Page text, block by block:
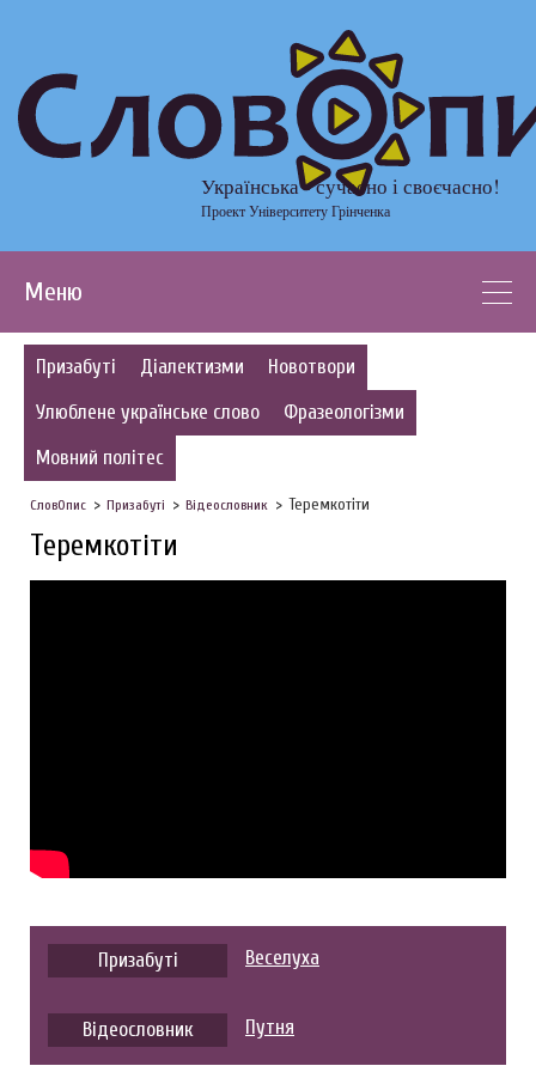
Українська - сучасно і своєчасно!
Проект Університету Грінченка
Меню
Призабуті Діалектизми
Новотвори
Улюблене українське слово
Фразеологізми
Мовний політес
СловОпис Призабуті Відеословник Теремкотіти
Теремкотіти
Призабуті Веселуха
Відеословник Путня